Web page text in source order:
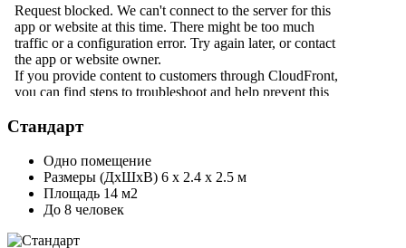
Стандарт
Одно помещение
Размеры (ДхШхВ) 6 х 2.4 х 2.5 м
Площадь 14 м2
До 8 человек